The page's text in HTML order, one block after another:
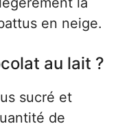
en neige.
au lait ?
sucré et
de